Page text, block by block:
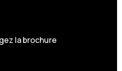
la brochure